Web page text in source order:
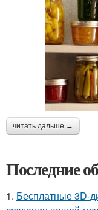
читать дальше →
Последние
1. Бесплатные 3D-